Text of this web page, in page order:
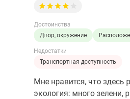
Достоинства
Двор, окружение
Недостатки
Транспортная доступность
Мне нравится, что здесь
экология: много зелени,